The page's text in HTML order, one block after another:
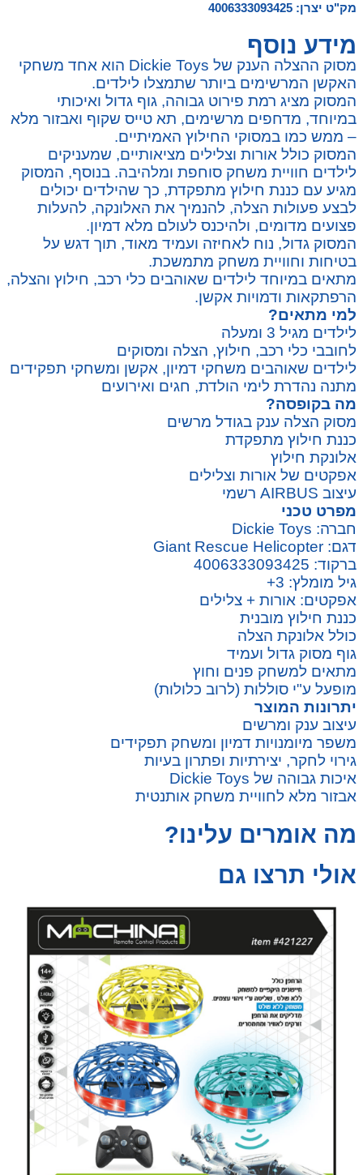
מק"ט יצרן: 4006333093425
מידע נוסף
מסוק ההצלה הענק של Dickie Toys הוא אחד משחקי
האקשן המרשימים ביותר שתמצלו לילדים.
המסוק מציג רמת פירוט גבוהה, גוף גדול ואיכותי
במיוחד, מדחפים מרשימים, תא טייס שקוף ואבזור מלא
– ממש כמו במסוקי החילוץ האמיתיים.
המסוק כולל אורות וצלילים מציאותיים, שמעניקים
לילדים חוויית משחק סוחפת ומלהיבה. בנוסף, המסוק
מגיע עם כננת חילוץ מתפקדת, כך שהילדים יכולים
לבצע פעולות הצלה, להנמיך את האלונקה, להעלות
פצועים מדומים, ולהיכנס לעולם מלא דמיון.
המסוק גדול, נוח לאחיזה ועמיד מאוד, תוך דגש על
בטיחות וחוויית משחק מתמשכת.
מתאים במיוחד לילדים שאוהבים כלי רכב, חילוץ והצלה,
הרפתקאות ודמויות אקשן.
למי מתאים?
לילדים מגיל 3 ומעלה
לחובבי כלי רכב, חילוץ, הצלה ומסוקים
לילדים שאוהבים משחקי דמיון, אקשן ומשחקי תפקידים
מתנה נהדרת לימי הולדת, חגים ואירועים
מה בקופסה?
מסוק הצלה ענק בגודל מרשים
כננת חילוץ מתפקדת
אלונקת חילוץ
אפקטים של אורות וצלילים
עיצוב AIRBUS רשמי
מפרט טכני
חברה: Dickie Toys
דגם: Giant Rescue Helicopter
ברקוד: 4006333093425
גיל מומלץ: 3+
אפקטים: אורות + צלילים
כננת חילוץ מובנית
כולל אלונקת הצלה
גוף מסוק גדול ועמיד
מתאים למשחק פנים וחוץ
מופעל ע"י סוללות (לרוב כלולות)
יתרונות המוצר
עיצוב ענק ומרשים
משפר מיומנויות דמיון ומשחק תפקידים
גירוי לחקר, יצירתיות ופתרון בעיות
איכות גבוהה של Dickie Toys
אבזור מלא לחוויית משחק אותנטית
מה אומרים עלינו?
אולי תרצו גם